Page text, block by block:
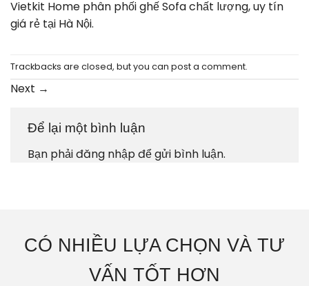
Vietkit Home phân phối ghế Sofa chất lượng, uy tín
giá rẻ tại Hà Nội.
Trackbacks are closed, but you can post a comment.
Next →
Để lại một bình luận
Bạn phảiđăng nhậpđể gửi bình luận.
CÓ NHIỀU LỰA CHỌN VÀ TƯ
VẤN TỐT HƠN